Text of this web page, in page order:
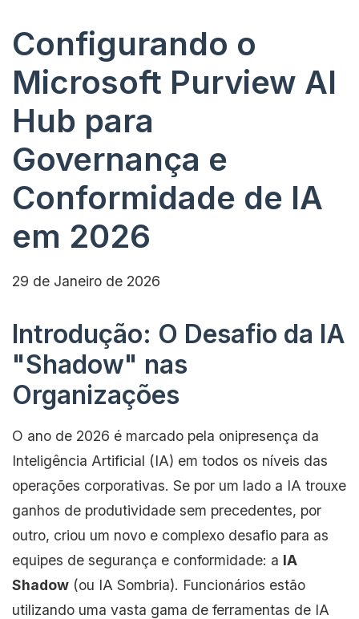
Configurando o
Microsoft Purview AI
Hub para
Governança e
Conformidade de IA
em 2026
29 de Janeiro de 2026
Introdução: O Desafio da IA
"Shadow" nas
Organizações
O ano de 2026 é marcado pela onipresença da
Inteligência Artificial (IA) em todos os níveis das
operações corporativas. Se por um lado a IA trouxe
ganhos de produtividade sem precedentes, por
outro, criou um novo e complexo desafio para as
equipes de segurança e conformidade: a IA
Shadow (ou IA Sombria). Funcionários estão
utilizando uma vasta gama de ferramentas de IA